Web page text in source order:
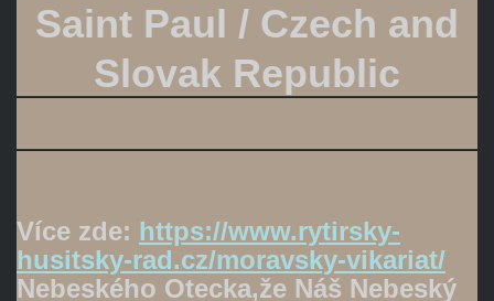
Saint Paul / Czech and
Slovak Republic
Více zde: https://www.rytirsky-
husitsky-rad.cz/moravsky-vikariat/
Nebeského Otecka,že Náš Nebeský